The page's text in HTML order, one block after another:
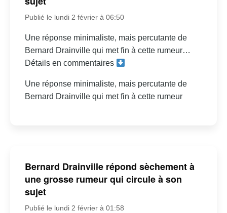
Publié le lundi 2 février à 06:50
Une réponse minimaliste, mais percutante de
Bernard Drainville qui met fin à cette rumeur…
Détails en commentaires
Une réponse minimaliste, mais percutante de
Bernard Drainville qui met fin à cette rumeur
Bernard Drainville répond sèchement à
une grosse rumeur qui circule à son
sujet
Publié le lundi 2 février à 01:58